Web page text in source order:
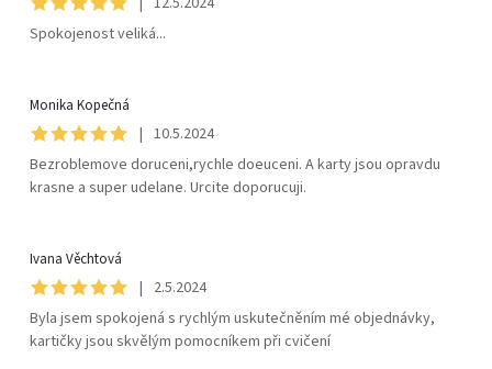
Spokojenost veliká...
Monika Kopečná
| 10.5.2024
Bezroblemove doruceni,rychle doeuceni. A karty jsou opravdu
krasne a super udelane. Urcite doporucuji.
Ivana Věchtová
| 2.5.2024
Byla jsem spokojená s rychlým uskutečněním mé objednávky,
kartičky jsou skvělým pomocníkem při cvičení